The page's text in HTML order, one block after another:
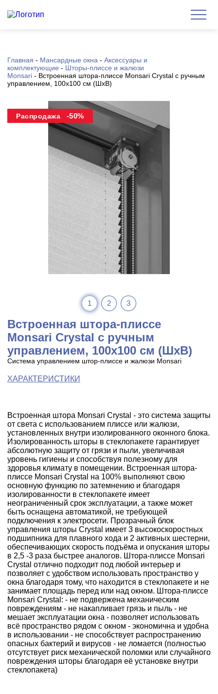
Главная - Мансардные окна - Аксессуары и
комплектующие - Шторы-плиссе и жалюзи
Monsari - Встроенная штора-плиссе Monsari Crystal с ручным
управлением, 100х100 см (ШхВ)
Распродажа -50%
1 2 3
Встроенная штора-плиссе
Monsari Crystal с ручным
управлением, 100х100 см (ШхВ)
Система управлением штор-плиссе и жалюзи Monsari
ХАРАКТЕРИСТИКИ
Встроенная штора Monsari Crystal - это система защиты
от света с использованием плиссе или жалюзи,
установленных внутри изолированного оконного блока.
Изолированность шторы в стеклопакете гарантирует
абсолютную защиту от грязи и пыли, увеличивая
уровень гигиены и способствуя полезному для
здоровья климату в помещении. Встроенная штора-
плиссе Monsari Crystal на 100% выполняют свою
основную функцию по затемнению и благодаря
изолированности в стеклопакете имеет
неограниченный срок эксплуатации, а также может
быть оснащена автоматикой, не требующей
подключения к электросети. Прозрачный блок
управления шторы Crystal имеет 3 высокоскоростных
подшипника для плавного хода и 2 активных шестерни,
обеспечивающих скорость подъёма и опускания шторы
в 2,5 -3 раза быстрее аналогов. Штора-плиссе Monsari
Crystal отлично подходит под любой интерьер и
позволяет с удобством использовать пространство у
окна благодаря тому, что находится в стеклопакете и не
занимает площадь перед или над окном. Штора-плиссе
Monsari Crystal: - не подвержена механическим
повреждениям - не накапливает грязь и пыль - не
мешает эксплуатации окна - позволяет использовать
всё пространство рядом с окном - экономична и удобна
в использовании - не способствует распространению
опасных бактерий и вирусов - не ломается (полностью
отсутствует риск механической поломки или случайного
повреждения шторы благодаря её установке внутри
стеклопакета)